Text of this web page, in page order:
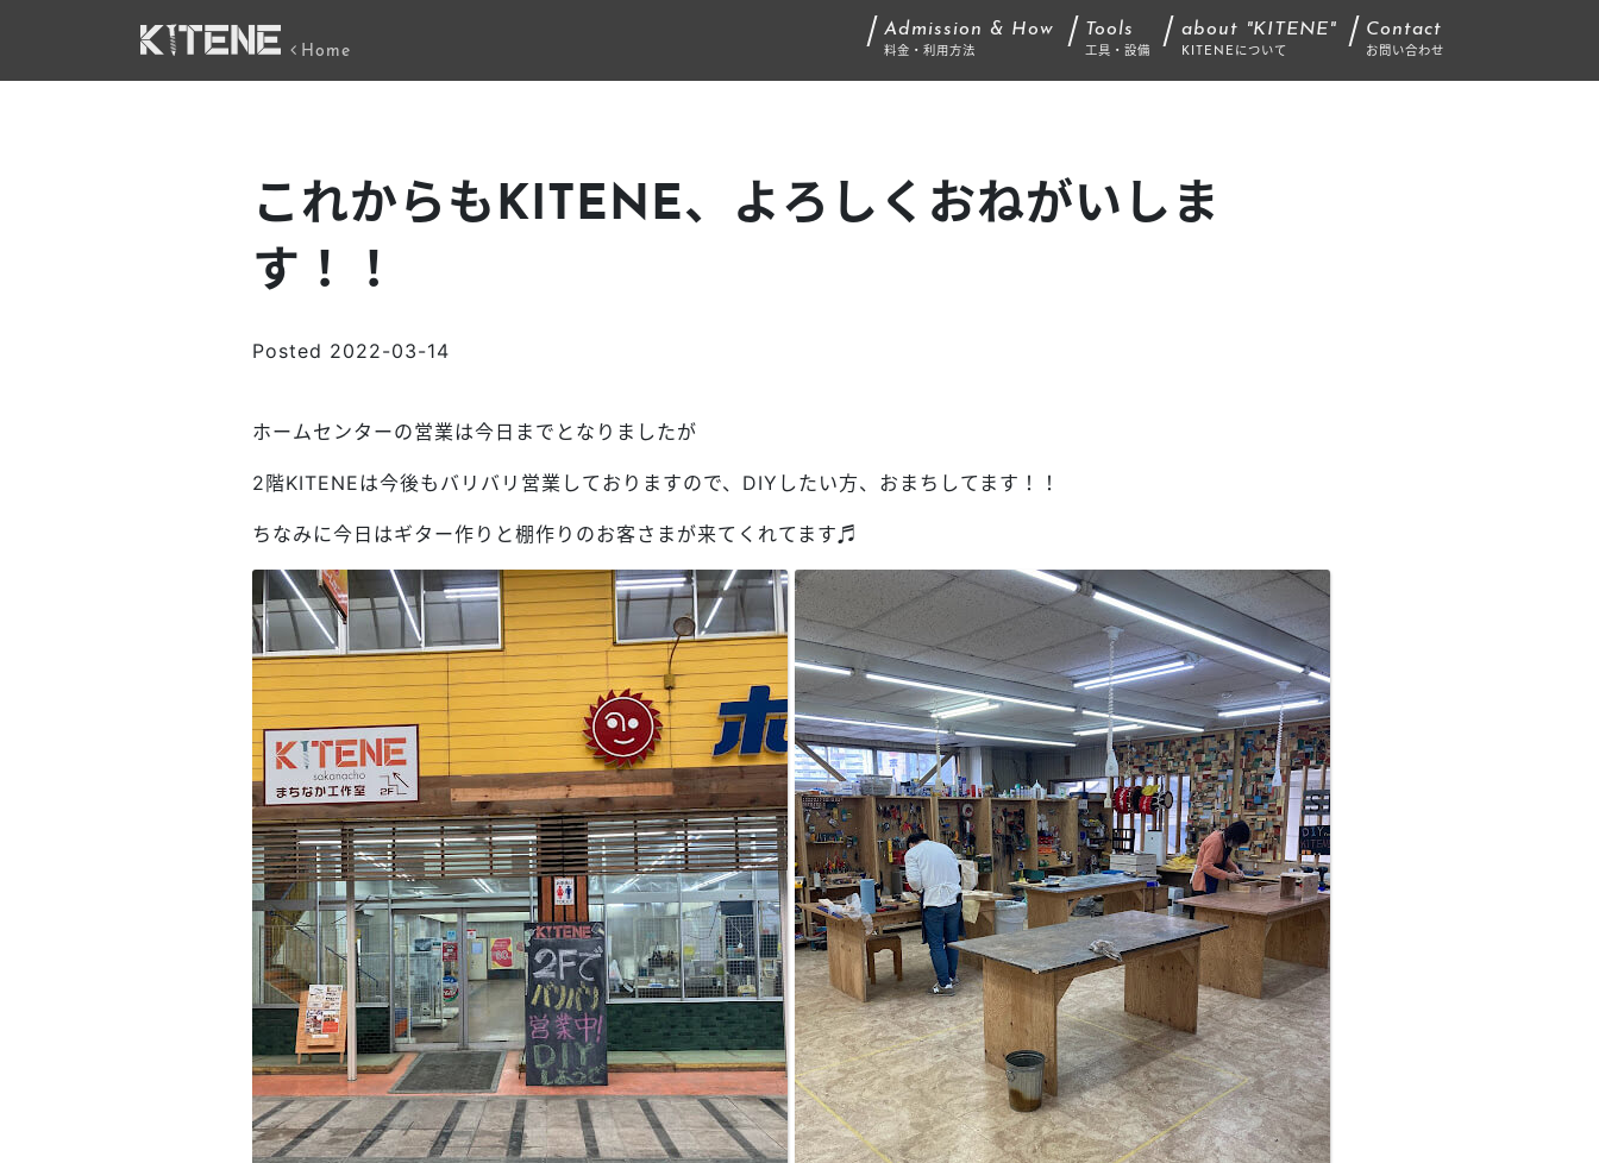
Home 料金・利用方法
Admission & How
工具・設備
Tools
KITENEについて
about "KITENE"
お問い合わせ
Contact
これからもKITENE、よろしくおねがいしま
す！！
Posted 2022-03-14
ホームセンターの営業は今日までとなりましたが
2階KITENEは今後もバリバリ営業しておりますので、DIYしたい方、おまちしてます！！
ちなみに今日はギター作りと棚作りのお客さまが来てくれてます♬